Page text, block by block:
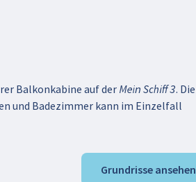
Balkonkabine auf der Mein Schiff 3. Die
und Badezimmer kann im Einzelfall
Grundrisse ansehen